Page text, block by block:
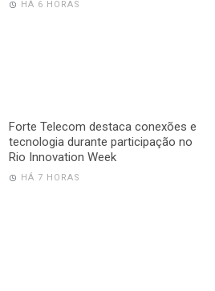
HÁ 6 HORAS
Forte Telecom destaca conexões e
tecnologia durante participação no
Rio Innovation Week
HÁ 7 HORAS